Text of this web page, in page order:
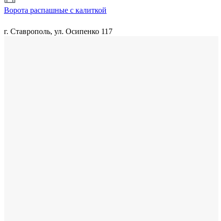
Ворота распашные с калиткой
г. Ставрополь, ул. Осипенко 117